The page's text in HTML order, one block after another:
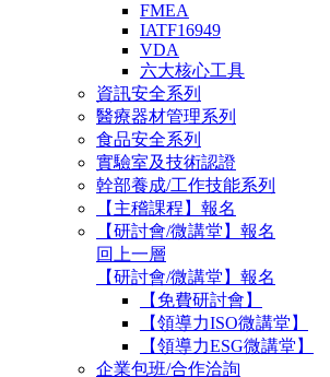
FMEA
IATF16949
VDA
六大核心工具
資訊安全系列
醫療器材管理系列
食品安全系列
實驗室及技術認證
幹部養成/工作技能系列
【主稽課程】報名
【研討會/微講堂】報名
回上一層
【研討會/微講堂】報名
【免費研討會】
【領導力ISO微講堂】
【領導力ESG微講堂】
企業包班/合作洽詢